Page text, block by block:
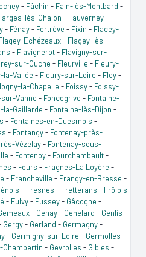
- Fâchin - Fain-lès-Montbard -
lès-Chalon - Fauverney-
- Fénay- Fertrève - Fixin - Flacey-
Echézeaux- Flagey-lès-
- Flavignerot- Flavigny-sur-
sur-Ouche - Fleurville - Fleury-
la-Vallée - Fleury-sur-Loire - Fley-
la-Chapelle - Foissy- Foissy-
Vanne - Foncegrive - Fontaine-
la-Gaillarde - Fontaine-lès-Dijon -
- Fontaines-en-Duesmois -
- Fontangy- Fontenay-près-
Vézelay- Fontenay-sous-
- Fontenoy- Fourchambault-
- Fours - Fragnes-La Loyère -
- Francheville - Frangy-en-Bresse -
- Fresnes - Fretterans - Frôlois
- Fulvy- Fussey- Gâcogne -
- Genay- Génelard - Genlis -
Gergy- Gerland - Germagny-
- Germigny-sur-Loire - Germolles-
Chambertin - Gevrolles - Gibles -